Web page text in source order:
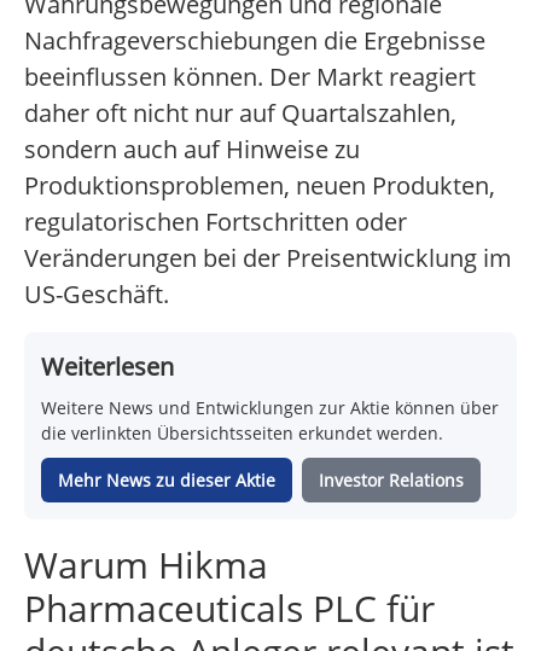
Nachfrageverschiebungen die Ergebnisse
beeinflussen können. Der Markt reagiert
daher oft nicht nur auf Quartalszahlen,
sondern auch auf Hinweise zu
Produktionsproblemen, neuen Produkten,
regulatorischen Fortschritten oder
Veränderungen bei der Preisentwicklung im
US-Geschäft.
Weiterlesen
Weitere News und Entwicklungen zur Aktie können über
die verlinkten Übersichtsseiten erkundet werden.
Mehr News zu dieser Aktie Investor Relations
Warum Hikma
Pharmaceuticals PLC für